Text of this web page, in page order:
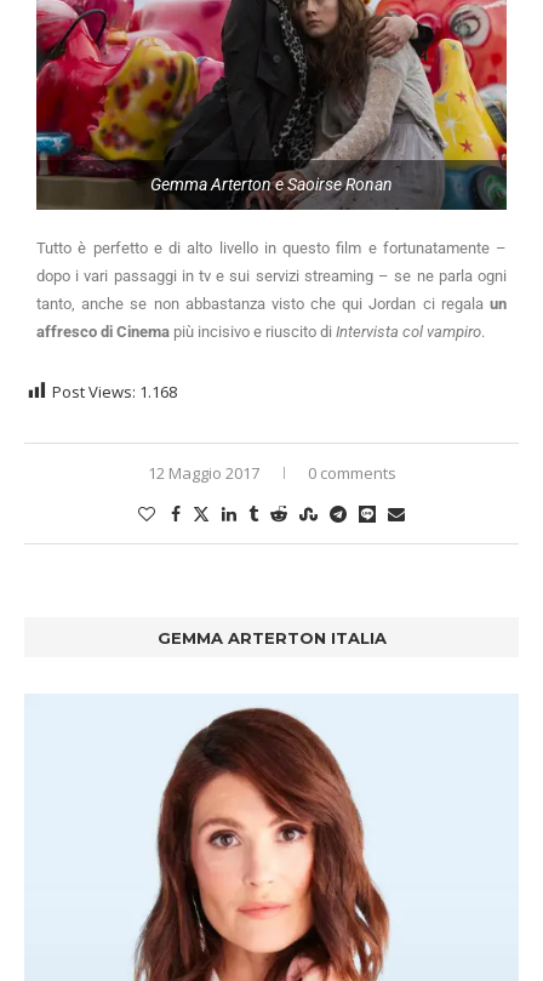
Gemma Arterton e Saoirse Ronan
Tutto è perfetto e di alto livello in questo film e fortunatamente –
dopo i vari passaggi in tv e sui servizi streaming – se ne parla ogni
tanto, anche se non abbastanza visto che qui Jordan ci regala un
affresco di Cinema più incisivo e riuscito di Intervista col vampiro.
Post Views: 1.168
12 Maggio 2017 0 comments
GEMMA ARTERTON ITALIA